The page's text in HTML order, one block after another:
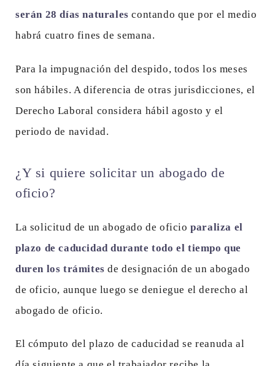
serán 28 días naturales contando que por el medio
habrá cuatro fines de semana.
Para la impugnación del despido, todos los meses
son hábiles. A diferencia de otras jurisdicciones, el
Derecho Laboral considera hábil agosto y el
periodo de navidad.
¿Y si quiere solicitar un abogado de
oficio?
La solicitud de un abogado de oficioparaliza el
plazo de caducidad durante todo el tiempo que
duren los trámites de designación de un abogado
de oficio, aunque luego se deniegue el derecho al
abogado de oficio.
El cómputo del plazo de caducidad se reanuda al